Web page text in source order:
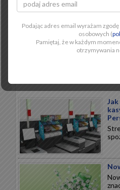
Podając adres email wyrażam
osobowych (
Pamiętaj, że w każdym
otrzymywania